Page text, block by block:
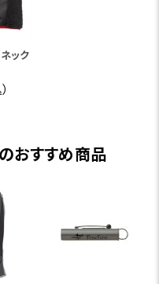
ック
おすすめ商品